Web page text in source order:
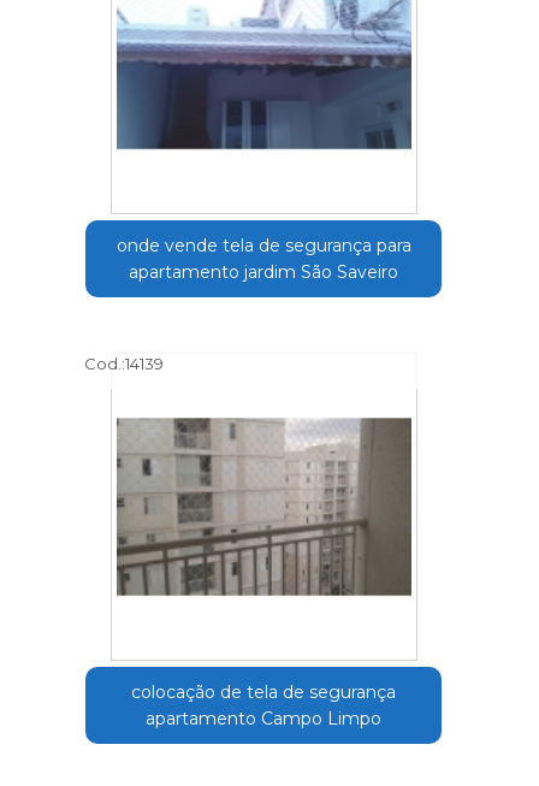
onde vende tela de segurança para
apartamento jardim São Saveiro
Cod.:14139
colocação de tela de segurança
apartamento Campo Limpo